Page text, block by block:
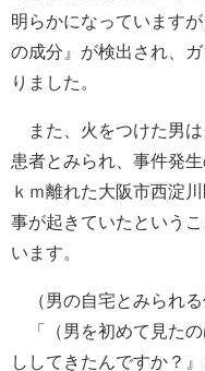
明らかになっています
の成分』が検出され、
りました。
また、火をつけた男は
患者とみられ、事件発
ｋｍ離れた大阪市西淀
事が起きていたという
います。
（男の自宅とみられる
「（男を初めて見たの
ししてきたんですか？